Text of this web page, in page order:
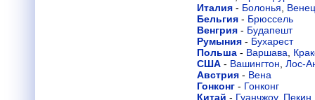
Италия - Болонья
Бельгия - Брюссель
Венгрия - Будапешт
Румыния - Бухарест
Польша - Варшава
США - Вашингтон Лос-
Австрия - Вена
Гонконг - Гонконг
Китай - Гуанчжоу, Пекин